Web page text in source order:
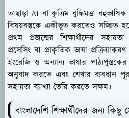
তাছাড়া Ai বা কৃত্রিম বুদ্ধিমত্তা
বিষয়বস্তুকে একীভূত করতেও সজ্জিত
প্রথম প্রজন্মের শিক্ষার্থীদের
প্রসেসিং বা প্রাকৃতিক ভাষা
ইংরেজি ও অন্যান্য ভাষার পাঠ্যপুস্তকের
অনুবাদ করতে এবং শেখার ব্যবধান
সহায়তা ব্যাখ্যা তৈরি করতে সক্ষম।
বাংলাদেশি শিক্ষার্থীদের জন্য